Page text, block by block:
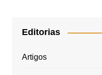
Editorias
Artigos